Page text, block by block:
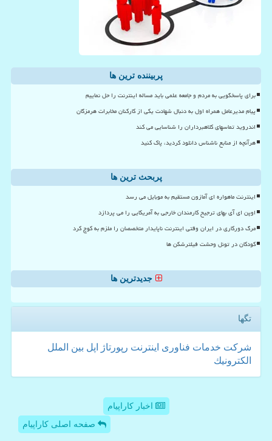
پربیننده ترین ها
برای پاسخگویی به مردم و جامعه علمی باید مساله اینترنت را حل نماییم
پیام مدیرعامل همراه اول به دنبال شهادت یکی از کارکنان مخابرات هرمزگان
اندروید تماسهای کلاهبرداران را شناسایی می کند
هرآنچه از منابع ناشناس دانلود کردید، پاک کنید
پربحث ترین ها
اینترنت ماهواره ای آمازون مستقیم به موبایل می رسد
اوپن ای آی بهای ترجیح کارمندان خارجی به آمریکایی را می پردازد
مرگ دورکاری در ایران وقتی اینترنت ناپایدار متخصصان را ملزم به کوچ کرد
کودکان در تونل وحشت فیلترشکن ها
جدیدترین ها
تگها
شركت خدمات فناوری اینترنت رپورتاژ اپل بین الملل
الكترونیك
اخبار کاراپیام
صفحه اصلی کاراپیام